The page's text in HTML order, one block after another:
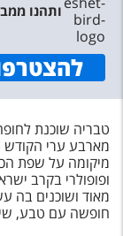
ותהנו
טבריה שוכנת
מארבע ערי הקודש
מיקומה על שפת
ופופולרי בקרב
מאוד ושוכנים בה
חופשה עם טבע,